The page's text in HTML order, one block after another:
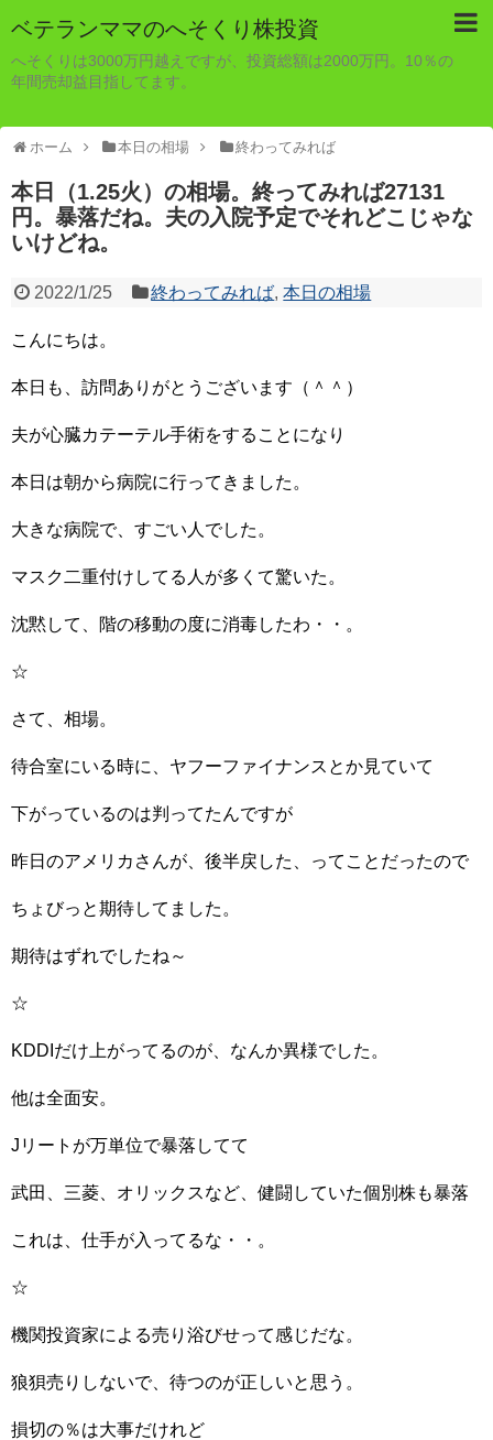
ベテランママのへそくり株投資
へそくりは3000万円越えですが、投資総額は2000万円。10％の
年間売却益目指してます。
ホーム 本日の相場 終わってみれば
本日（1.25火）の相場。終ってみれば27131
円。暴落だね。夫の入院予定でそれどこじゃな
いけどね。
2022/1/25 終わってみれば,本日の相場
こんにちは。
本日も、訪問ありがとうございます（＾＾）
夫が心臓カテーテル手術をすることになり
本日は朝から病院に行ってきました。
大きな病院で、すごい人でした。
マスク二重付けしてる人が多くて驚いた。
沈黙して、階の移動の度に消毒したわ・・。
☆
さて、相場。
待合室にいる時に、ヤフーファイナンスとか見ていて
下がっているのは判ってたんですが
昨日のアメリカさんが、後半戻した、ってことだったので
ちょびっと期待してました。
期待はずれでしたね～
☆
KDDIだけ上がってるのが、なんか異様でした。
他は全面安。
Jリートが万単位で暴落してて
武田、三菱、オリックスなど、健闘していた個別株も暴落
これは、仕手が入ってるな・・。
☆
機関投資家による売り浴びせって感じだな。
狼狽売りしないで、待つのが正しいと思う。
損切の％は大事だけれど